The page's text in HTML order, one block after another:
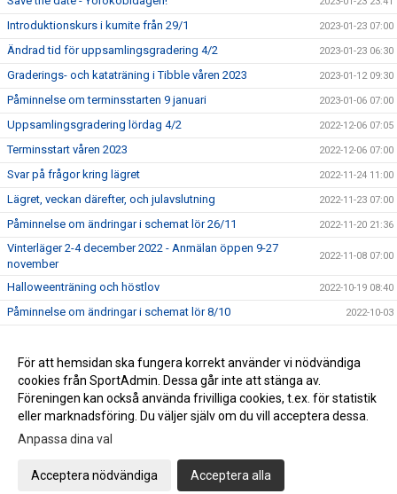
Introduktionskurs i kumite från 29/1 2023-01-23 07:00
Ändrad tid för uppsamlingsgradering 4/2 2023-01-23 06:30
Graderings- och kataträning i Tibble våren 2023 2023-01-12 09:30
Påminnelse om terminsstarten 9 januari 2023-01-06 07:00
Uppsamlingsgradering lördag 4/2 2022-12-06 07:05
Terminsstart våren 2023 2022-12-06 07:00
Svar på frågor kring lägret 2022-11-24 11:00
Lägret, veckan därefter, och julavslutning 2022-11-23 07:00
Påminnelse om ändringar i schemat lör 26/11 2022-11-20 21:36
Vinterläger 2-4 december 2022 - Anmälan öppen 9-27
november
2022-11-08 07:00
Halloweenträning och höstlov 2022-10-19 08:40
Påminnelse om ändringar i schemat lör 8/10 2022-10-03
2017-03-29 13:16
2016-04-25 14:01
Gå till Webbversion
För att hemsidan ska fungera korrekt använder vi nödvändiga
cookies från SportAdmin. Dessa går inte att stänga av.
Föreningen kan också använda frivilliga cookies, t.ex. för statistik
eller marknadsföring. Du väljer själv om du vill acceptera dessa.
Anpassa dina val
Acceptera nödvändiga Acceptera alla